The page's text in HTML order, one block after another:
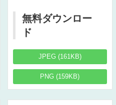
無料ダウンロー
ド
JPEG (161KB)
PNG (159KB)